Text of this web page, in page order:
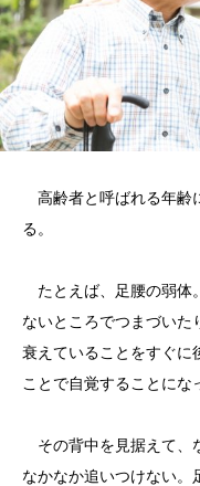
高齢者と呼ばれる年齢
る。
たとえば、足腰の弱体
ないところでつまづいた
衰えていることをすぐに
ことで自覚することに
その背中を見据えて、
なかなか追いつけない。